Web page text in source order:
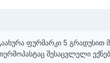
ფურმარკი 5 გრადუსით
შესაცვლელი